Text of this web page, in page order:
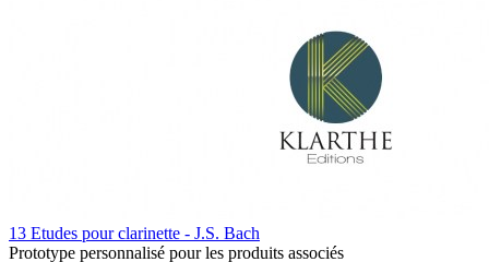
13 Etudes pour clarinette - J.S. Bach
Prototype personnalisé pour les produits associés